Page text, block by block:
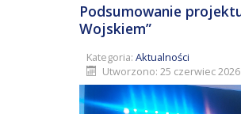
Podsumowanie
Wojskiem”
Kategoria: Aktualności
Utworzono: 25 czerwiec 2026